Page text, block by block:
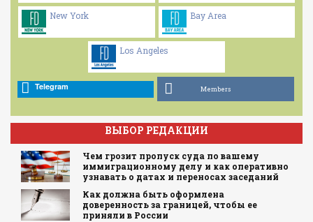
New York Bay Area
Los Angeles
Telegram Members
ВЫБОР РЕДАКЦИИ
Чем грозит пропуск суда по вашему
иммиграционному делу и как оперативно
узнавать о датах и переносах заседаний
Как должна быть оформлена
доверенность за границей, чтобы ее
приняли в России